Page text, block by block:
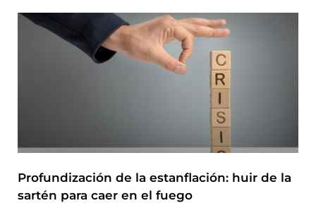
Profundización de la estanflación: huir de la
sartén para caer en el fuego